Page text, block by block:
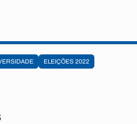
ELEIÇÕES 2022